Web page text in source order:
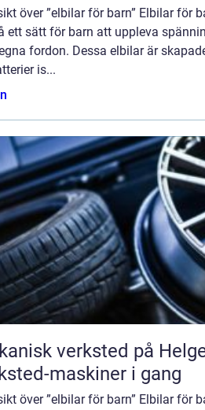
över ”elbilar för barn” Elbilar för
ett sätt för barn att uppleva
fordon. Dessa elbilar är
is...
verksted på
maskiner i gang
över ”elbilar för barn” Elbilar för